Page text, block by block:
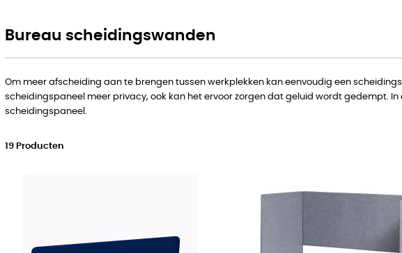
Bureau scheidingswanden
Om meer afscheiding aan te brengen tussen werkplekken kan eenvoudig een
scheidingspaneel meer privacy, ook kan het ervoor zorgen dat geluid wordt gedempt.
scheidingspaneel.
19 Producten